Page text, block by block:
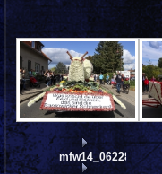
mfw14_062289